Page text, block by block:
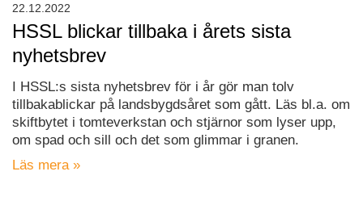
HSSL blickar tillbaka i årets sista
nyhetsbrev
I HSSL:s sista nyhetsbrev för i år gör man tolv
tillbakablickar på landsbygdsåret som gått. Läs bl.a. om
skiftbytet i tomteverkstan och stjärnor som lyser upp,
om spad och sill och det som glimmar i granen.
Läs mera »
22.12.2022